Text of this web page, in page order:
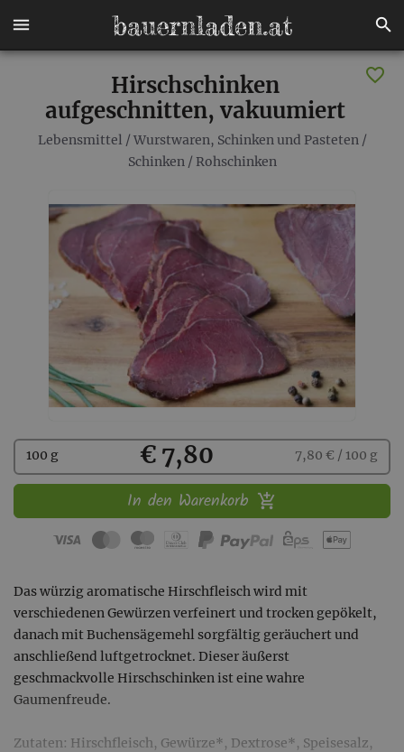
Hirschschinken
aufgeschnitten, vakuumiert
Lebensmittel / Wurstwaren, Schinken und Pasteten/
Schinken/ Rohschinken
Kaufen
100 g € 7,80 7,80 € / 100 g
In den Warenkorb
Das würzig aromatische Hirschfleisch wird mit
verschiedenen Gewürzen verfeinert und trocken gepökelt,
danach mit Buchensägemehl sorgfältig geräuchert und
anschließend luftgetrocknet. Dieser äußerst
geschmackvolle Hirschschinken ist eine wahre
Gaumenfreude.
Zutaten: Hirschfleisch, Gewürze*, Dextrose*, Speisesalz,